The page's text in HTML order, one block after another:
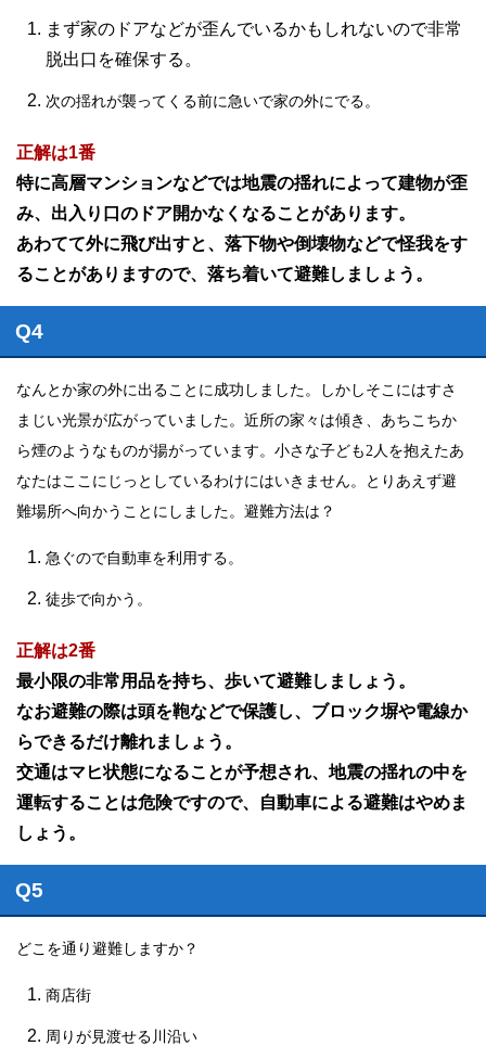
まず家のドアなどが歪んでいるかもしれないので非常
脱出口を確保する。
次の揺れが襲ってくる前に急いで家の外にでる。
正解は1番
特に高層マンションなどでは地震の揺れによって建物が歪
み、出入り口のドア開かなくなることがあります。
あわてて外に飛び出すと、落下物や倒壊物などで怪我をす
ることがありますので、落ち着いて避難しましょう。
Q4
なんとか家の外に出ることに成功しました。しかしそこにはすさ
まじい光景が広がっていました。近所の家々は傾き、あちこちか
ら煙のようなものが揚がっています。小さな子ども2人を抱えたあ
なたはここにじっとしているわけにはいきません。とりあえず避
難場所へ向かうことにしました。避難方法は？
急ぐので自動車を利用する。
徒歩で向かう。
正解は2番
最小限の非常用品を持ち、歩いて避難しましょう。
なお避難の際は頭を鞄などで保護し、ブロック塀や電線か
らできるだけ離れましょう。
交通はマヒ状態になることが予想され、地震の揺れの中を
運転することは危険ですので、自動車による避難はやめま
しょう。
Q5
どこを通り避難しますか？
商店街
周りが見渡せる川沿い